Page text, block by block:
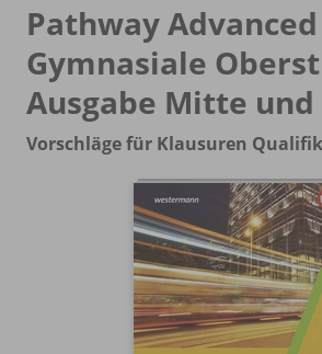
Pathway Advanced
Gymnasiale
Ausgabe Mitte und
Vorschläge für Klausuren